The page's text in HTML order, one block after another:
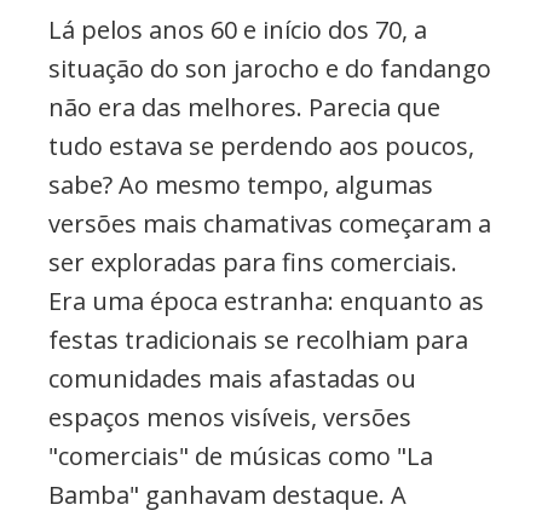
Lá pelos anos 60 e início dos 70, a
situação do son jarocho e do fandango
não era das melhores. Parecia que
tudo estava se perdendo aos poucos,
sabe? Ao mesmo tempo, algumas
versões mais chamativas começaram a
ser exploradas para fins comerciais.
Era uma época estranha: enquanto as
festas tradicionais se recolhiam para
comunidades mais afastadas ou
espaços menos visíveis, versões
"comerciais" de músicas como "La
Bamba" ganhavam destaque. A